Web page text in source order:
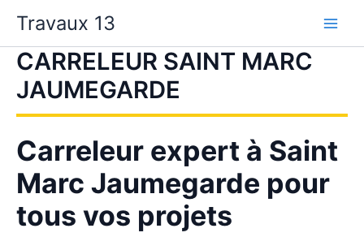
contenu
Travaux 13
CARRELEUR SAINT MARC
JAUMEGARDE
Carreleur expert à Saint
Marc Jaumegarde pour
tous vos projets